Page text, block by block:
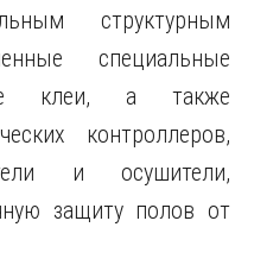
структурным
специальные
клеи, а также
контроллеров,
и осушители,
защиту полов от